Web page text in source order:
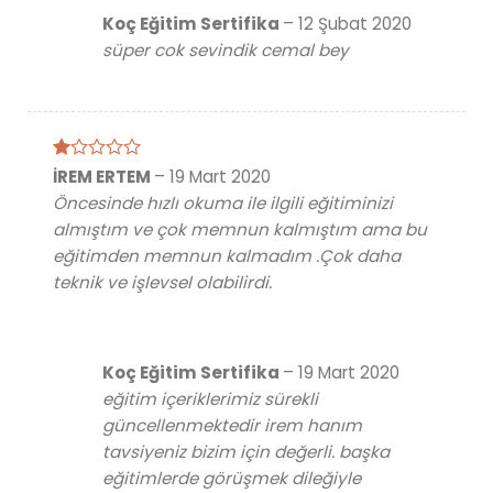
Koç Eğitim Sertifika – 12 Şubat 2020
süper cok sevindik cemal bey
5
1
oy
İREM ERTEM – 19 Mart 2020
Öncesinde hızlı okuma ile ilgili eğitiminizi
almıştım ve çok memnun kalmıştım ama bu
eğitimden memnun kalmadım .Çok daha
teknik ve işlevsel olabilirdi.
Koç Eğitim Sertifika – 19 Mart 2020
eğitim içeriklerimiz sürekli
güncellenmektedir irem hanım
tavsiyeniz bizim için değerli. başka
eğitimlerde görüşmek dileğiyle